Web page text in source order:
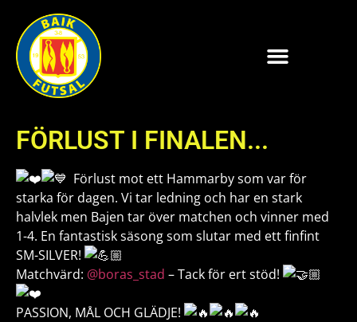
FÖRLUST I FINALEN...
Förlust mot ett Hammarby som var för
starka för dagen. Vi tar ledning och har en stark
halvlek men Bajen tar över matchen och vinner med
1-4. En fantastisk säsong som slutar med ett finfint
SM-SILVER!
Matchvärd: @boras_stad – Tack för ert stöd!
PASSION, MÅL OCH GLÄDJE!